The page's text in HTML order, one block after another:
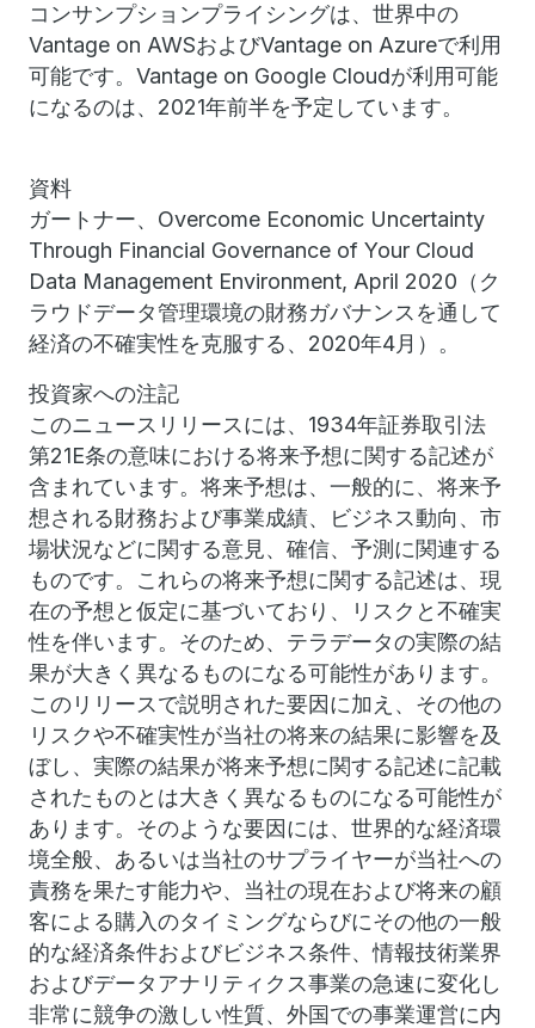
コンサンプションプライシングは、世界中の
Vantage on AWSおよびVantage on Azureで利用
可能です。Vantage on Google Cloudが利用可能
になるのは、2021年前半を予定しています。
資料
ガートナー、Overcome Economic Uncertainty
Through Financial Governance of Your Cloud
Data Management Environment, April 2020（ク
ラウドデータ管理環境の財務ガバナンスを通して
経済の不確実性を克服する、2020年4月）。
投資家への注記
このニュースリリースには、1934年証券取引法
第21E条の意味における将来予想に関する記述が
含まれています。将来予想は、一般的に、将来予
想される財務および事業成績、ビジネス動向、市
場状況などに関する意見、確信、予測に関連する
ものです。これらの将来予想に関する記述は、現
在の予想と仮定に基づいており、リスクと不確実
性を伴います。そのため、テラデータの実際の結
果が大きく異なるものになる可能性があります。
このリリースで説明された要因に加え、その他の
リスクや不確実性が当社の将来の結果に影響を及
ぼし、実際の結果が将来予想に関する記述に記載
されたものとは大きく異なるものになる可能性が
あります。そのような要因には、世界的な経済環
境全般、あるいは当社のサプライヤーが当社への
責務を果たす能力や、当社の現在および将来の顧
客による購入のタイミングならびにその他の一般
的な経済条件およびビジネス条件、情報技術業界
およびデータアナリティクス事業の急速に変化し
非常に競争の激しい性質、外国での事業運営に内